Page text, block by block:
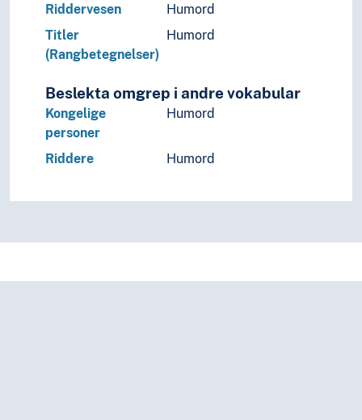
Riddervesen
Humord
Titler
(Rangbetegnelser)
Humord
Beslekta omgrep i andre vokabular
Kongelige
personer
Humord
Riddere Humord